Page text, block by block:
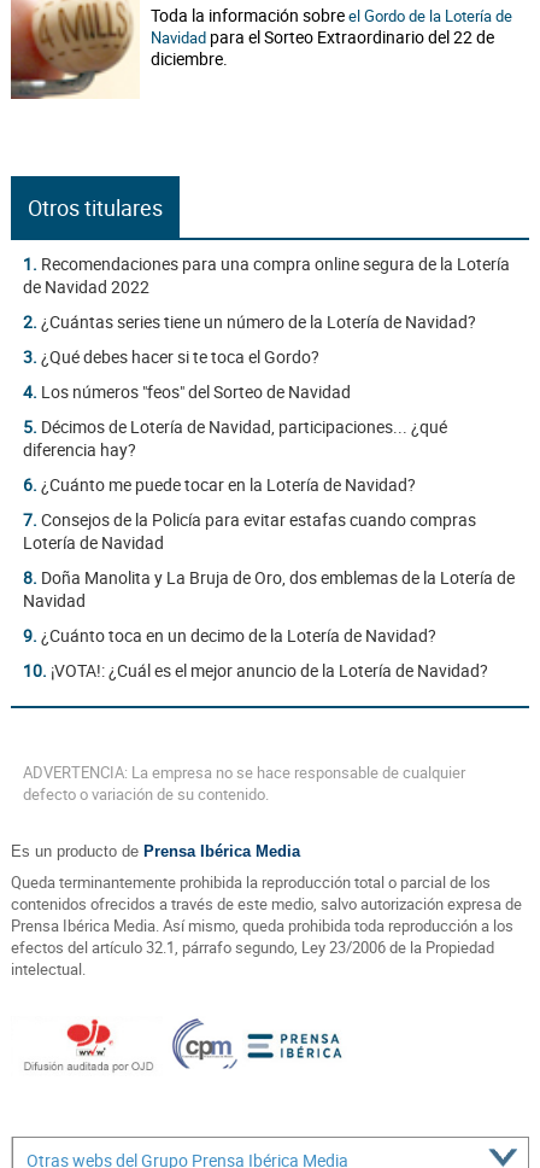
Toda la información sobreel Gordo de la Lotería de
Navidad para el Sorteo Extraordinario del 22 de
diciembre.
Otros titulares
1. Recomendaciones para una compra online segura de la Lotería
de Navidad 2022
2. ¿Cuántas series tiene un número de la Lotería de Navidad?
3. ¿Qué debes hacer si te toca el Gordo?
4. Los números "feos" del Sorteo de Navidad
5. Décimos de Lotería de Navidad, participaciones... ¿qué
diferencia hay?
6. ¿Cuánto me puede tocar en la Lotería de Navidad?
7. Consejos de la Policía para evitar estafas cuando compras
Lotería de Navidad
8. Doña Manolita y La Bruja de Oro, dos emblemas de la Lotería de
Navidad
9. ¿Cuánto toca en un decimo de la Lotería de Navidad?
10. ¡VOTA!: ¿Cuál es el mejor anuncio de la Lotería de Navidad?
ADVERTENCIA: La empresa no se hace responsable de cualquier
defecto o variación de su contenido.
Es un producto de Prensa Ibérica Media
Queda terminantemente prohibida la reproducción total o parcial de los
contenidos ofrecidos a través de este medio, salvo autorización expresa de
Prensa Ibérica Media. Así mismo, queda prohibida toda reproducción a los
efectos del artículo 32.1, párrafo segundo, Ley 23/2006 de la Propiedad
intelectual.
Otras webs del Grupo Prensa Ibérica Media